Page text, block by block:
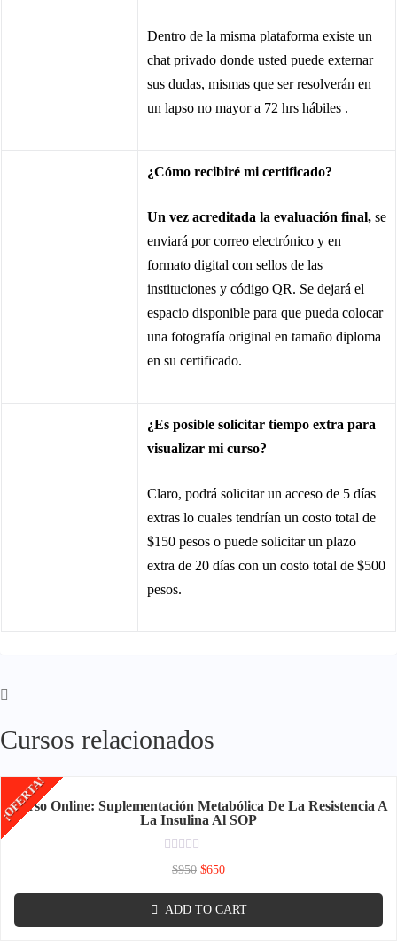
Dentro de la misma plataforma existe un
chat privado donde usted puede externar
sus dudas, mismas que ser resolverán en
un lapso no mayor a 72 hrs hábiles .
¿Cómo recibiré mi certificado?
Un vez acreditada la evaluación final, se
enviará por correo electrónico y en
formato digital con sellos de las
instituciones y código QR. Se dejará el
espacio disponible para que pueda colocar
una fotografía original en tamaño diploma
en su certificado.
¿Es posible solicitar tiempo extra para
visualizar mi curso?
Claro, podrá solicitar un acceso de 5 días
extras lo cuales tendrían un costo total de
$150 pesos o puede solicitar un plazo
extra de 20 días con un costo total de $500
pesos.
Cursos relacionados
Curso Online: Suplementación Metabólica De La Resistencia A
La Insulina Al SOP
Rated
5
$950 $650
ADD TO CART